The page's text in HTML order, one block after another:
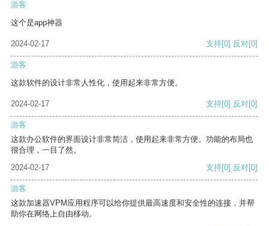
游客
这个是app神器
2024-02-17 支持[0] 反对[0]
游客
这款软件的设计非常人性化，使用起来非常方便。
2024-02-17 支持[0] 反对[0]
游客
这款办公软件的界面设计非常简洁，使用起来非常方便。功能的布局也
很合理，一目了然。
2024-02-17
支持[0] 反对[0]
游客
这款加速器VPM应用程序可以给你提供最高速度和安全性的连接，并帮
助你在网络上自由移动。